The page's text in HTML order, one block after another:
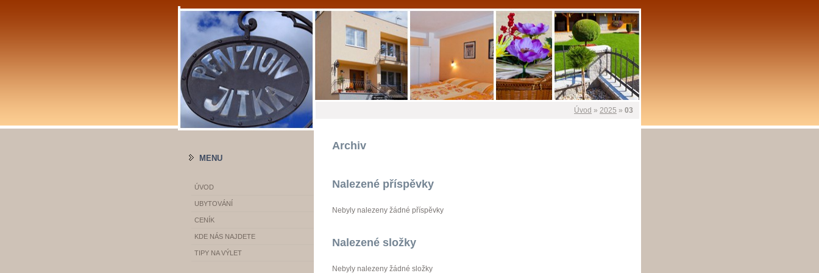
Úvod » 2025 » 03
Archiv
Nalezené příspěvky
Nebyly nalezeny žádné příspěvky
Nalezené složky
Nebyly nalezeny žádné složky
MENU
ÚVOD
UBYTOVÁNÍ
CENÍK
KDE NÁS NAJDETE
TIPY NA VÝLET